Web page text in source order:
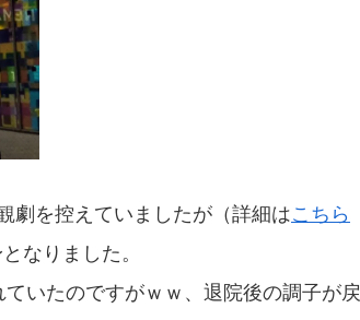
劇を控えていましたが（詳細はこちら
なりました。
いたのですがｗｗ、退院後の調子が戻